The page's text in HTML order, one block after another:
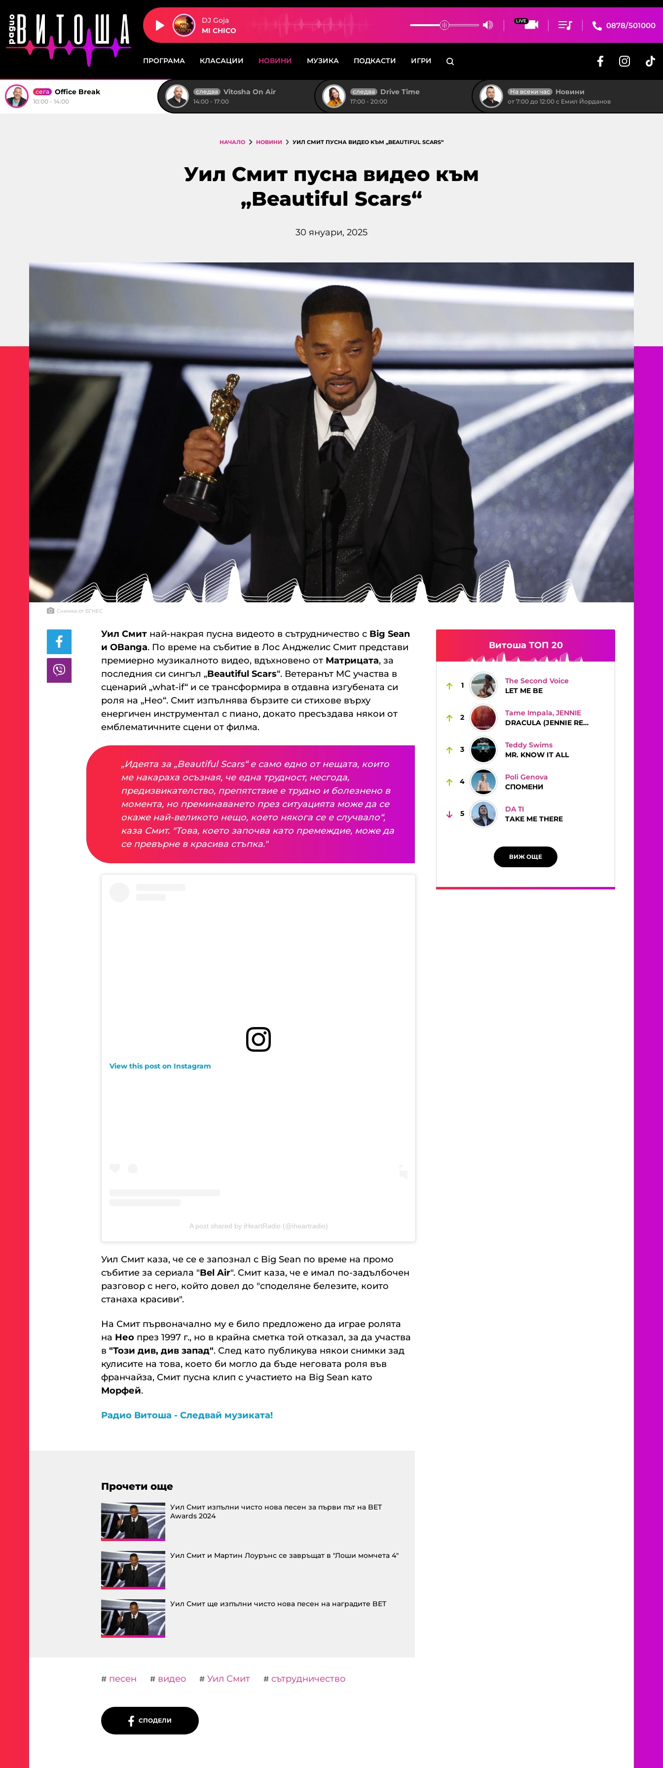
DJ Goja
MI CHICO
0878/501000
ПРОГРАМА КЛАСАЦИИ НОВИНИ МУЗИКА ПОДКАСТИ ИГРИ
сега Office Break
10:00 - 14:00
следва Vitosha On Air
14:00 - 17:00
следва Drive Time
17:00 - 20:00
На всеки час Новини
от 7:00 до 12:00 с Емил Йорданов
НАЧАЛО НОВИНИ УИЛ СМИТ ПУСНА ВИДЕО КЪМ „BEAUTIFUL SCARS“
Уил Смит пусна видео към
„Beautiful Scars“
30 януари, 2025
Снимка от БГНЕС
Уил Смит най-накрая пусна видеото в сътрудничество с Big Sean
и OBanga. По време на събитие в Лос Анджелис Смит представи
премиерно музикалното видео, вдъхновено от Матрицата, за
последния си сингъл „Beautiful Scars“. Ветеранът MC участва в
сценарий „what-if“ и се трансформира в отдавна изгубената си
роля на „Нео“. Смит изпълнява бързите си стихове върху
енергичен инструментал с пиано, докато пресъздава някои от
емблематичните сцени от филма.
„Идеята за „Beautiful Scars“ е само едно от нещата, които
ме накараха осъзная, че една трудност, несгода,
предизвикателство, препятствие е трудно и болезнено в
момента, но преминаването през ситуацията може да се
окаже най-великото нещо, което някога се е случвало“,
каза Смит. "Това, което започва като премеждие, може да
се превърне в красива стъпка."
View this post on Instagram
A post shared by iHeartRadio (@iheartradio)
Уил Смит каза, че се е запознал с Big Sean по време на промо
събитие за сериала "Bel Air". Смит каза, че е имал по-задълбочен
разговор с него, който довел до "споделяне белезите, които
станаха красиви".
На Смит първоначално му е било предложено да играе ролята
на Нео през 1997 г., но в крайна сметка той отказал, за да участва
в "Този див, див запад". След като публикува някои снимки зад
кулисите на това, което би могло да бъде неговата роля във
франчайза, Смит пусна клип с участието на Big Sean като
Морфей.
Радио Витоша - Следвай музиката!
Прочети още
Уил Смит изпълни чисто нова песен за първи път на BET
Awards 2024
Уил Смит и Мартин Лоурънс се завръщат в "Лоши момчета 4"
Уил Смит ще изпълни чисто нова песен на наградите BET
# песен # видео # Уил Смит # сътрудничество
СПОДЕЛИ
Витоша ТОП 20
1
The Second Voice
LET ME BE
2
Tame Impala, JENNIE
DRACULA (JENNIE REMIX)
3
Teddy Swims
MR. KNOW IT ALL
4
Poli Genova
СПОМЕНИ
5
DA TI
TAKE ME THERE
ВИЖ ОЩЕ